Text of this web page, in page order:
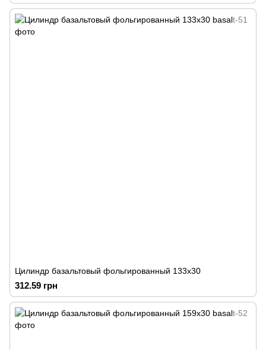
Цилиндр базальтовый фольгированный 133х30
312.59 грн